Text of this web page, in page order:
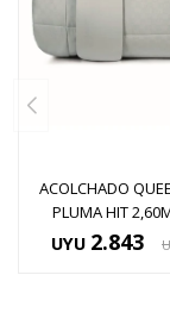
ACOLCHADO
PLUMA HIT
UYU 2.843